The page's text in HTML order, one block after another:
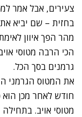
צעירים, אבל אמר
בחזית – שם יביא את
מהר הפך איוון
גרמנים בסך הכל.
חודש לאחר מכן
מטוסי אויב.